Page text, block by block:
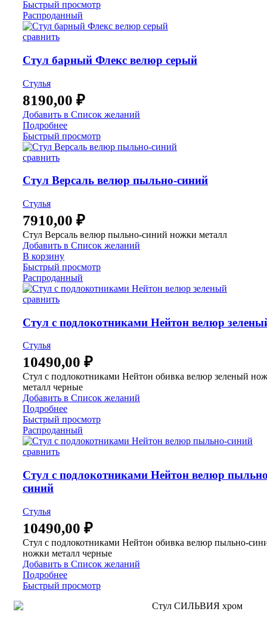
Быстрый просмотр
Распроданный
сравнить
Стул барный Флекс велюр серый
Стулья
8190,00 ₽
Добавить в Список желаний
Подробнее
Быстрый просмотр
сравнить
Стул Версаль велюр пыльно-синий
Стулья
7910,00 ₽
Стул Версаль велюр пыльно-синий ножки металл
Добавить в Список желаний
В корзину
Быстрый просмотр
Распроданный
сравнить
Стул с подлокотниками Нейтон велюр
Стулья
10490,00 ₽
Стул с подлокотниками Нейтон обивка велюр зеленый
металл черные
Добавить в Список желаний
Подробнее
Быстрый просмотр
Распроданный
сравнить
Стул с подлокотниками Нейтон велюр
синий
Стулья
10490,00 ₽
Стул с подлокотниками Нейтон обивка велюр пыльно-
ножки металл черные
Добавить в Список желаний
Подробнее
Быстрый просмотр